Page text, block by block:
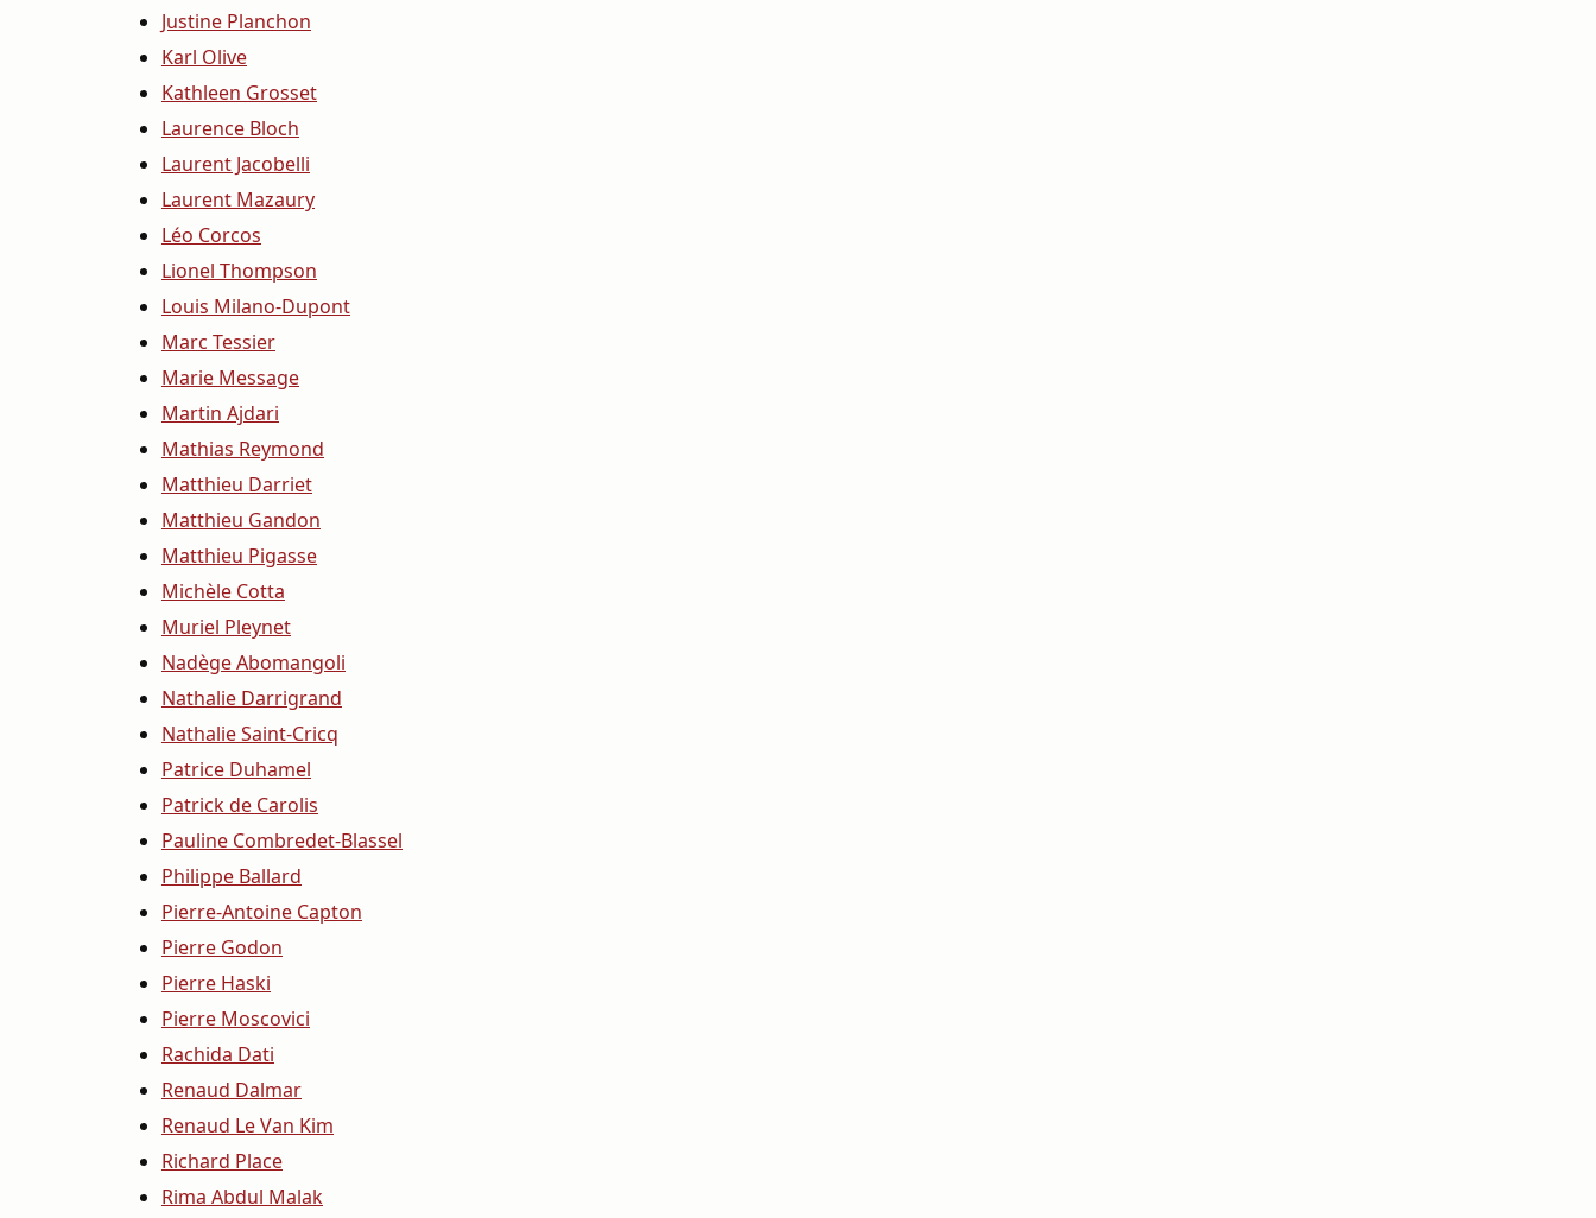
Justine Planchon
Karl Olive
Kathleen Grosset
Laurence Bloch
Laurent Jacobelli
Laurent Mazaury
Léo Corcos
Lionel Thompson
Louis Milano-Dupont
Marc Tessier
Marie Message
Martin Ajdari
Mathias Reymond
Matthieu Darriet
Matthieu Gandon
Matthieu Pigasse
Michèle Cotta
Muriel Pleynet
Nadège Abomangoli
Nathalie Darrigrand
Nathalie Saint-Cricq
Patrice Duhamel
Patrick de Carolis
Pauline Combredet-Blassel
Philippe Ballard
Pierre-Antoine Capton
Pierre Godon
Pierre Haski
Pierre Moscovici
Rachida Dati
Renaud Dalmar
Renaud Le Van Kim
Richard Place
Rima Abdul Malak